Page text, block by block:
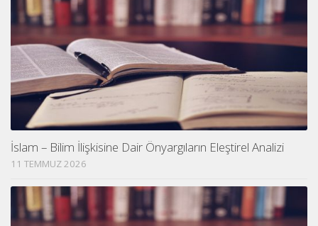
İslam – Bilim İlişkisine Dair Önyargıların Eleştirel Analizi
11 TEMMUZ 2026